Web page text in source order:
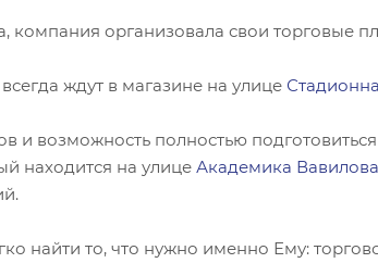
организовала свои торговые
ждут в магазине на улице
и возможность полностью
находится на улице Академика Вавилова
найти то, что нужно именно Ему: